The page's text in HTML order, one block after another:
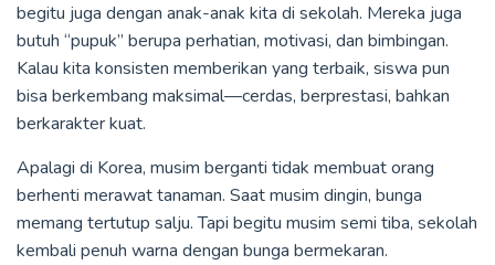
begitu juga dengan anak-anak kita di sekolah. Mereka juga
butuh “pupuk” berupa perhatian, motivasi, dan bimbingan.
Kalau kita konsisten memberikan yang terbaik, siswa pun
bisa berkembang maksimal—cerdas, berprestasi, bahkan
berkarakter kuat.
Apalagi di Korea, musim berganti tidak membuat orang
berhenti merawat tanaman. Saat musim dingin, bunga
memang tertutup salju. Tapi begitu musim semi tiba, sekolah
kembali penuh warna dengan bunga bermekaran.